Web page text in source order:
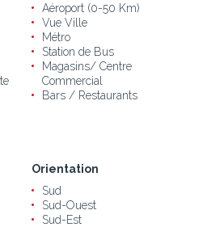
Aéroport (0-50 Km)
Vue Ville
Métro
Station de Bus
Magasins/ Centre
Commercial
Bars / Restaurants
Orientation
Sud
Sud-Ouest
Sud-Est